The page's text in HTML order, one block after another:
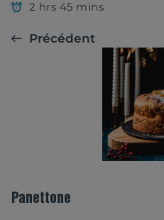
2 hrs 45 mins
Précédent
Panettone